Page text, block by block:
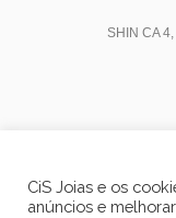
SHIN CA
CiS Joias e os
anúncios e